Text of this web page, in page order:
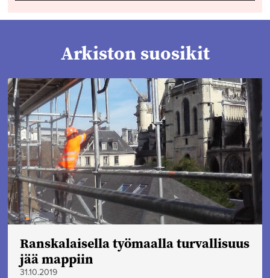
Arkiston suosikit
Ranskalaisella työmaalla turvallisuus
jää mappiin
31.10.2019